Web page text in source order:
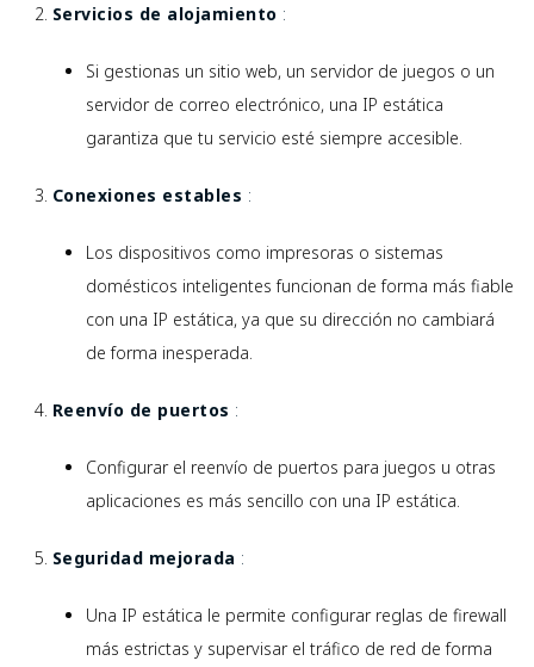
Servicios de alojamiento :
Si gestionas un sitio web, un servidor de juegos o un
servidor de correo electrónico, una IP estática
garantiza que tu servicio esté siempre accesible.
Conexiones estables :
Los dispositivos como impresoras o sistemas
domésticos inteligentes funcionan de forma más fiable
con una IP estática, ya que su dirección no cambiará
de forma inesperada.
Reenvío de puertos :
Configurar el reenvío de puertos para juegos u otras
aplicaciones es más sencillo con una IP estática.
Seguridad mejorada :
Una IP estática le permite configurar reglas de firewall
más estrictas y supervisar el tráfico de red de forma